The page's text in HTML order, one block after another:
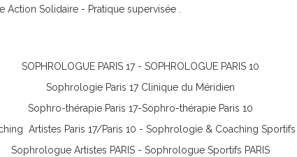
Solidaire - Pratique supervisée .
SOPHROLOGUE PARIS 17 - SOPHROLOGUE PARIS 10
Sophrologie Paris 17 Clinique du Méridien
Sophro-thérapie Paris 17-Sophro-thérapie Paris 10
Artistes Paris 17/Paris 10 - Sophrologie & Coaching Sportifs
Sophrologue Artistes PARIS - Sophrologue Sportifs PARIS